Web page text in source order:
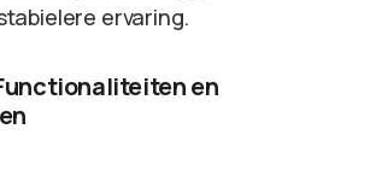
ervaring.
en